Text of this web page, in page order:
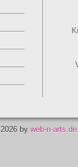
2026 by web-n-arts.de.